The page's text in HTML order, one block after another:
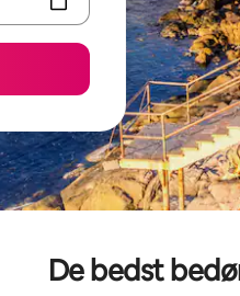
De bedst